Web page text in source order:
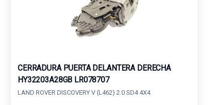
CERRADURA PUERTA DELANTERA DERECHA
HY32203A28GB LR078707
LAND ROVER DISCOVERY V (L462) 2.0 SD4 4X4